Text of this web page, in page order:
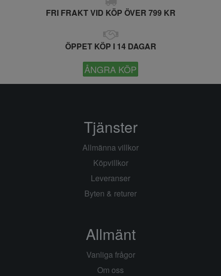
FRI FRAKT VID KÖP ÖVER 799 KR
ÖPPET KÖP I 14 DAGAR
ÅNGRA KÖP
Tjänster
Allmänna villkor
Köpvillkor
Leveranser
Byten & returer
Allmänt
Vanliga frågor
Om oss